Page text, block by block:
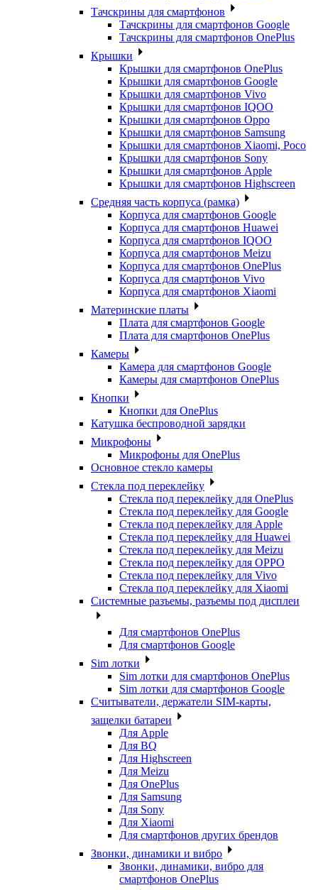
Тачскрины для смартфонов
Тачскрины для смартфонов Google
Тачскрины для смартфонов OnePlus
Крышки
Крышки для смартфонов OnePlus
Крышки для смартфонов Google
Крышки для смартфонов Vivo
Крышки для смартфонов IQOO
Крышки для смартфонов Oppo
Крышки для смартфонов Samsung
Крышки для смартфонов Xiaomi, Poco
Крышки для смартфонов Sony
Крышки для смартфонов Apple
Крышки для смартфонов Highscreen
Средняя часть корпуса (рамка)
Корпуса для смартфонов Google
Корпуса для смартфонов Huawei
Корпуса для смартфонов IQOO
Корпуса для смартфонов Meizu
Корпуса для смартфонов OnePlus
Корпуса для смартфонов Vivo
Корпуса для смартфонов Xiaomi
Материнские платы
Плата для смартфонов Google
Плата для смартфонов OnePlus
Камеры
Камера для смартфонов Google
Камеры для смартфонов OnePlus
Кнопки
Кнопки для OnePlus
Катушка беспроводной зарядки
Микрофоны
Микрофоны для OnePlus
Основное стекло камеры
Стекла под переклейку
Стекла под переклейку для OnePlus
Стекла под переклейку для Google
Стекла под переклейку для Apple
Стекла под переклейку для Huawei
Стекла под переклейку для Meizu
Стекла под переклейку для OPPO
Стекла под переклейку для Vivo
Стекла под переклейку для Xiaomi
Системные разъемы, разъемы под дисплеи
Для смартфонов OnePlus
Для смартфонов Google
Sim лотки
Sim лотки для смартфонов OnePlus
Sim лотки для смартфонов Google
Считыватели, держатели SIM-карты,
защелки батареи
Для Apple
Для BQ
Для Highscreen
Для Meizu
Для OnePlus
Для Samsung
Для Sony
Для Xiaomi
Для смартфонов других брендов
Звонки, динамики и вибро
Звонки, динамики, вибро для
смартфонов OnePlus